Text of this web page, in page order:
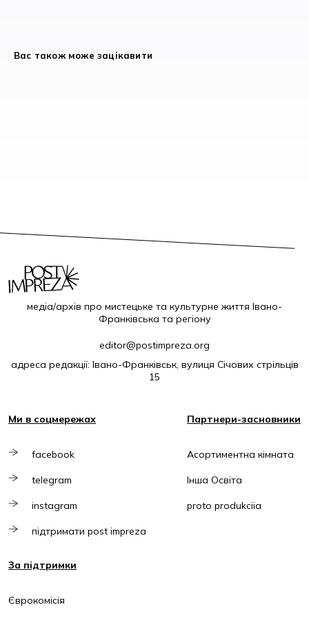
Вас також може зацікавити
медіа/архів про мистецьке та культурне життя Івано-
Франківська та регіону
editor@postimpreza.org
адреса редакції: Івано-Франківськ, вулиця Січових стрільців
15
Ми в соцмережах
facebook
telegram
instagram
підтримати post impreza
Партнери-засновники
Асортиментна кімната
Інша Освіта
proto produkciia
За підтримки
Єврокомісія